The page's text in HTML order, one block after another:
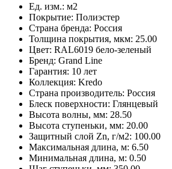
Ед. изм.: м2
Покрытие: Полиэстер
Страна бренда: Россия
Толщина покрытия, мкм: 25.00
Цвет: RAL6019 бело-зеленый
Бренд: Grand Line
Гарантия: 10 лет
Коллекция: Kredo
Страна производитель: Россия
Блеск поверхности: Глянцевый
Высота волны, мм: 28.50
Высота ступеньки, мм: 20.00
Защитный слой Zn, г/м2: 100.00
Максимальная длина, м: 6.50
Минимальная длина, м: 0.50